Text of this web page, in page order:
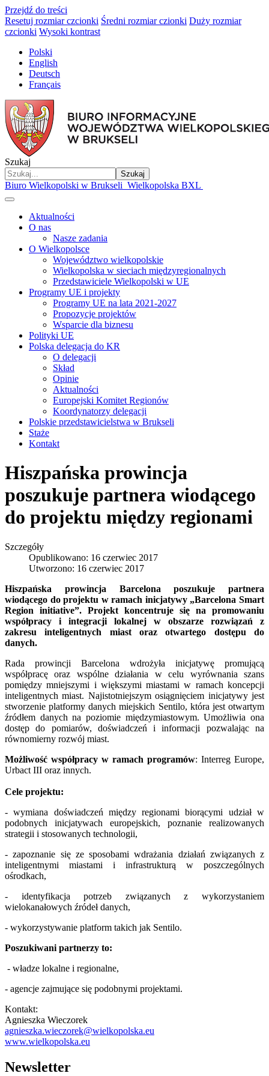
Przejdź do treści
Resetuj rozmiar czcionki Średni rozmiar czionki Duży rozmiar
czcionki Wysoki kontrast
Polski
English
Deutsch
Français
Szukaj
Szukaj
Biuro Wielkopolski w Brukseli Wielkopolska BXL
Aktualności
O nas
Nasze zadania
O Wielkopolsce
Województwo wielkopolskie
Wielkopolska w sieciach międzyregionalnych
Przedstawiciele Wielkopolski w UE
Programy UE i projekty
Programy UE na lata 2021-2027
Propozycje projektów
Wsparcie dla biznesu
Polityki UE
Polska delegacja do KR
O delegacji
Skład
Opinie
Aktualności
Europejski Komitet Regionów
Koordynatorzy delegacji
Polskie przedstawicielstwa w Brukseli
Staże
Kontakt
Hiszpańska prowincja
poszukuje partnera wiodącego
do projektu między regionami
Szczegóły
Opublikowano: 16 czerwiec 2017
Utworzono: 16 czerwiec 2017
Hiszpańska prowincja Barcelona poszukuje partnera
wiodącego do projektu w ramach inicjatywy „Barcelona Smart
Region initiative”. Projekt koncentruje się na promowaniu
współpracy i integracji lokalnej w obszarze rozwiązań z
zakresu inteligentnych miast oraz otwartego dostępu do
danych.
Rada prowincji Barcelona wdrożyła inicjatywę promującą
współpracę oraz wspólne działania w celu wyrównania szans
pomiędzy mniejszymi i większymi miastami w ramach koncepcji
inteligentnych miast. Najistotniejszym osiągnięciem inicjatywy jest
stworzenie platformy danych miejskich Sentilo, która jest otwartym
źródłem danych na poziomie międzymiastowym. Umożliwia ona
dostęp do pomiarów, doświadczeń i informacji pozwalając na
równomierny rozwój miast.
Możliwość współpracy w ramach programów: Interreg Europe,
Urbact III oraz innych.
Cele projektu:
- wymiana doświadczeń między regionami biorącymi udział w
podobnych inicjatywach europejskich, poznanie realizowanych
strategii i stosowanych technologii,
- zapoznanie się ze sposobami wdrażania działań związanych z
inteligentnymi miastami i infrastrukturą w poszczególnych
ośrodkach,
- identyfikacja potrzeb związanych z wykorzystaniem
wielokanałowych źródeł danych,
- wykorzystywanie platform takich jak Sentilo.
Poszukiwani partnerzy to:
- władze lokalne i regionalne,
- agencje zajmujące się podobnymi projektami.
Kontakt:
Agnieszka Wieczorek
agnieszka.wieczorek@wielkopolska.eu
www.wielkopolska.eu
Newsletter